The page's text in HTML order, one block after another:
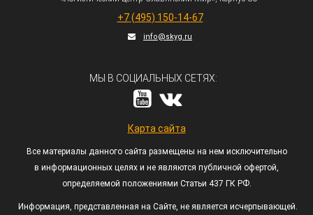
+7 (495) 150-14-67
info@skyg.ru
МЫ В СОЦИАЛЬНЫХ СЕТЯХ:
Карта сайта
Все материалы данного сайта размещены на нем исключительно
в информационных целях и не являются публичной офертой,
определяемой положениями Статьи 437 ГК РФ.
Информация, представленная на Сайте, не является исчерпывающей.